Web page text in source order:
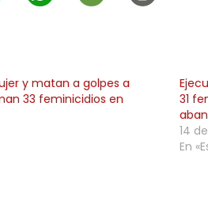
y matan a golpes a
33 feminicidios en
31
14
En